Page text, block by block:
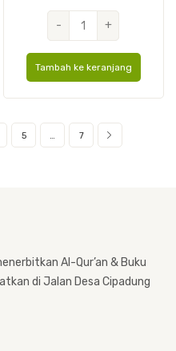
-
Kuantitas
Tafsir
Perkata
Katsir
+
Tambah ke keranjang
5 … 7
Al-Qur’an & Buku
di Jalan Desa Cipadung